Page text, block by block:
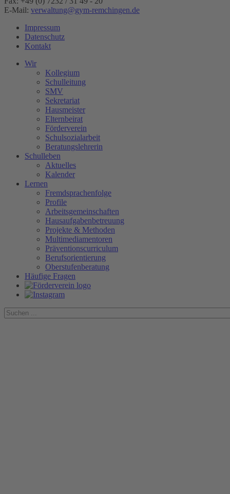
E-Mail: verwaltung@gym-remchingen.de
Impressum
Datenschutz
Kontakt
Wir
Kollegium
Schulleitung
SMV
Sekretariat
Hausmeister
Elternbeirat
Förderverein
Schulsozialarbeit
Beratungslehrerin
Schulleben
Aktuelles
Kalender
Lernen
Fremdsprachenfolge
Profile
Arbeitsgemeinschaften
Hausaufgabenbetreuung
Projekte & Methoden
Multimediamentoren
Präventionscurriculum
Berufsorientierung
Oberstufenberatung
Häufige Fragen